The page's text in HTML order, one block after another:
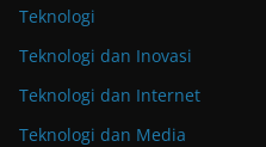
Teknologi
Teknologi dan Inovasi
Teknologi dan Internet
Teknologi dan Media